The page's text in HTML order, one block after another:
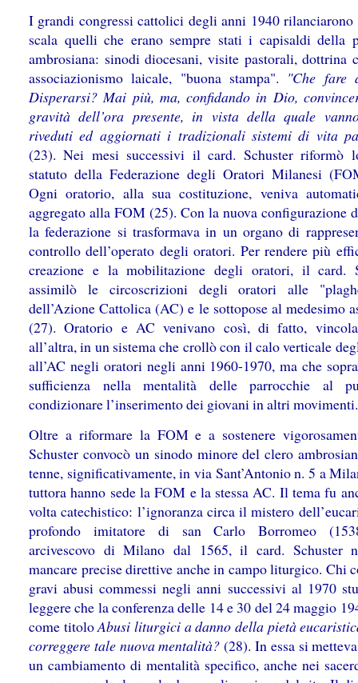
I grandi congressi cattolici degli anni 1940 rilanciarono
scala quelli che erano sempre stati i capisaldi della
ambrosiana: sinodi diocesani, visite pastorali, dottrina
associazionismo laicale, "buona stampa". "Che fare
Disperarsi? Mai più, ma, confidando in Dio,
gravità dell’ora presente, in vista della quale
riveduti ed aggiornati i tradizionali sistemi di vita
(23). Nei mesi successivi il card. Schuster riformò
statuto della Federazione degli Oratori Milanesi
Ogni oratorio, alla sua costituzione, veniva
aggregato alla FOM (25). Con la nuova configurazione
la federazione si trasformava in un organo di
controllo dell’operato degli oratori. Per rendere più
creazione e la mobilitazione degli oratori, il card.
assimilò le circoscrizioni degli oratori alle
dell’Azione Cattolica (AC) e le sottopose al medesimo
(27). Oratorio e AC venivano così, di fatto,
all’altra, in un sistema che crollò con il calo verticale
all’AC negli oratori negli anni 1960-1970, ma che
sufficienza nella mentalità delle parrocchie al
condizionare l’inserimento dei giovani in altri movimenti.
Oltre a riformare la FOM e a sostenere
Schuster convocò un sinodo minore del clero
tenne, significativamente, in via Sant’Antonio n. 5 a
tuttora hanno sede la FOM e la stessa AC. Il tema fu
volta catechistico: l’ignoranza circa il mistero
profondo imitatore di san Carlo Borromeo
arcivescovo di Milano dal 1565, il card. Schuster
mancare precise direttive anche in campo liturgico. Chi
gravi abusi commessi negli anni successivi al 1970
leggere che la conferenza delle 14 e 30 del 24 maggio
come titoloAbusi liturgici a danno della pietà
correggere tale nuova mentalità? (28). In essa si
un cambiamento di mentalità specifico, anche nei